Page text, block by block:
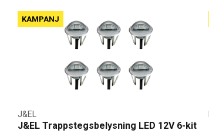
KAMPANJ
J&EL Trappstegsbelysning LED 12V 6-kit
J&EL